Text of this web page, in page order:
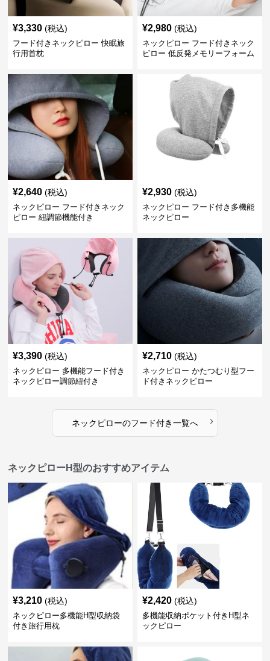
¥3,330 (税込)
フード付きネックピロー 快眠旅
行用首枕
¥2,980 (税込)
ネックピロー フード付きネック
ピロー 低反発メモリーフォーム
¥2,640 (税込)
ネックピロー フード付きネック
ピロー 紐調節機能付き
¥2,930 (税込)
ネックピロー フード付き多機能
ネックピロー
¥3,390 (税込)
ネックピロー 多機能フード付き
ネックピロー調節紐付き
¥2,710 (税込)
ネックピロー かたつむり型フー
ド付きネックピロー
ネックピローのフード付き一覧へ ›
ネックピローH型のおすすめアイテム
¥3,210 (税込)
ネックピロー多機能H型収納袋
付き旅行用枕
¥2,420 (税込)
多機能収納ポケット付きH型ネ
ックピロー